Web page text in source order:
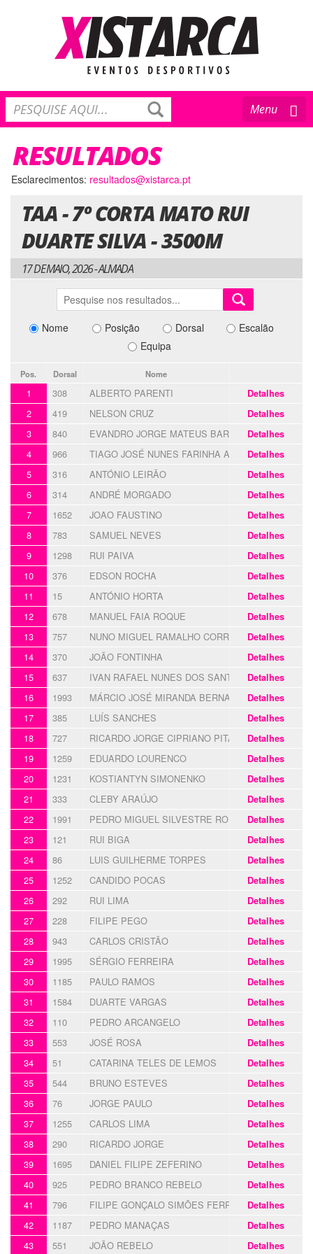
Toggle
navigation
Menu
RESULTADOS
Esclarecimentos: resultados@xistarca.pt
TAA - 7º CORTA MATO RUI
DUARTE SILVA - 3500M
17 DE MAIO, 2026 - ALMADA
Nome Posição Dorsal
Escalão
Equipa
Pos. Dorsal Nome
1 308 ALBERTO PARENTI Detalhes
2 419 NELSON CRUZ Detalhes
3 840 EVANDRO JORGE MATEUS BARATA Detalhes
4 966 TIAGO JOSÉ NUNES FARINHA ALVESDetalhes
5 316 ANTÓNIO LEIRÃO Detalhes
6 314 ANDRÉ MORGADO Detalhes
7 1652 JOAO FAUSTINO Detalhes
8 783 SAMUEL NEVES Detalhes
9 1298 RUI PAIVA Detalhes
10 376 EDSON ROCHA Detalhes
11 15 ANTÓNIO HORTA Detalhes
12 678 MANUEL FAIA ROQUE Detalhes
13 757 NUNO MIGUEL RAMALHO CORREIA SIMÕES
Detalhes
14 370 JOÃO FONTINHA Detalhes
15 637 IVAN RAFAEL NUNES DOS SANTOS Detalhes
16 1993 MÁRCIO JOSÉ MIRANDA BERNARDESDetalhes
17 385 LUÍS SANCHES Detalhes
18 727 RICARDO JORGE CIPRIANO PITA Detalhes
19 1259 EDUARDO LOURENCO Detalhes
20 1231 KOSTIANTYN SIMONENKO Detalhes
21 333 CLEBY ARAÚJO Detalhes
22 1991 PEDRO MIGUEL SILVESTRE RODRIGUES
Detalhes
23 121 RUI BIGA Detalhes
24 86 LUIS GUILHERME TORPES Detalhes
25 1252 CANDIDO POCAS Detalhes
26 292 RUI LIMA Detalhes
27 228 FILIPE PEGO Detalhes
28 943 CARLOS CRISTÃO Detalhes
29 1995 SÉRGIO FERREIRA Detalhes
30 1185 PAULO RAMOS Detalhes
31 1584 DUARTE VARGAS Detalhes
32 110 PEDRO ARCANGELO Detalhes
33 553 JOSÉ ROSA Detalhes
34 51 CATARINA TELES DE LEMOS Detalhes
35 544 BRUNO ESTEVES Detalhes
36 76 JORGE PAULO Detalhes
37 1255 CARLOS LIMA Detalhes
38 290 RICARDO JORGE Detalhes
39 1695 DANIEL FILIPE ZEFERINO Detalhes
40 925 PEDRO BRANCO REBELO Detalhes
41 796 FILIPE GONÇALO SIMÕES FERREIRADetalhes
42 1187 PEDRO MANAÇAS Detalhes
43 551 JOÃO REBELO Detalhes